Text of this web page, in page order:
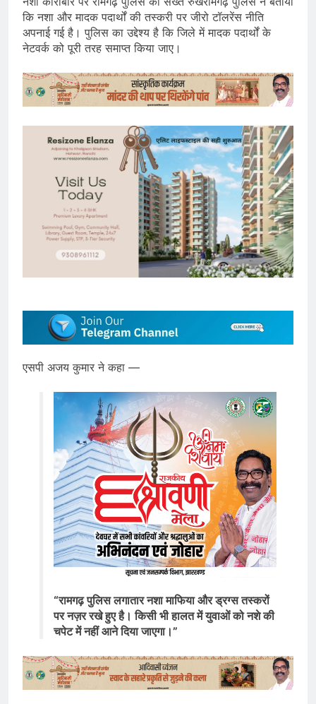
कि नशा और मादक पदार्थों की तस्करी पर जीरो टॉलरेंस नीति
अपनाई गई है। पुलिस का उद्देश्य है कि जिले में मादक पदार्थों के
नेटवर्क को पूरी तरह समाप्त किया जाए।
एसपी अजय कुमार ने कहा —
“रामगढ़ पुलिस लगातार नशा माफिया और ड्रग्स तस्करों
पर नज़र रखे हुए है। किसी भी हालत में युवाओं को नशे की
चपेट में नहीं आने दिया जाएगा।”